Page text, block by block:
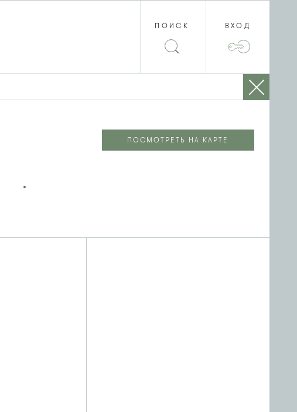
ПОИСК ВХОД
ПОСМОТРЕТЬ НА КАРТЕ